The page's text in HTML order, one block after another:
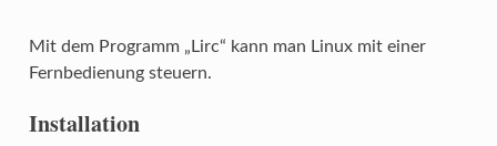
Mit dem Programm „Lirc“ kann man Linux mit einer
Fernbedienung steuern.
Installation